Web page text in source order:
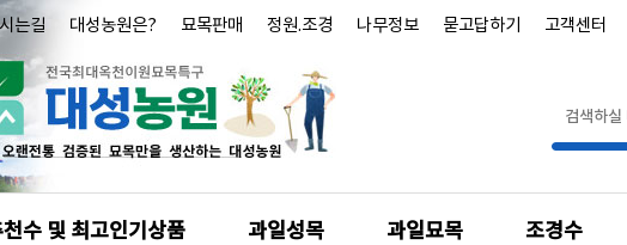
는길 대성농원은? 묘목판매 정원.조경 나무정보 묻고답하기 고객센터
수 및 최고인기상품 과일성목 과일묘목 조경수